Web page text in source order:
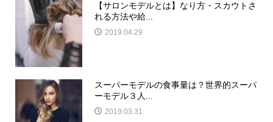
【サロンモデルとは】なり方・スカウトさ
れる方法や給...
2019.04.29
スーパーモデルの食事量は？世界的スーパ
ーモデル３人...
2019.03.31